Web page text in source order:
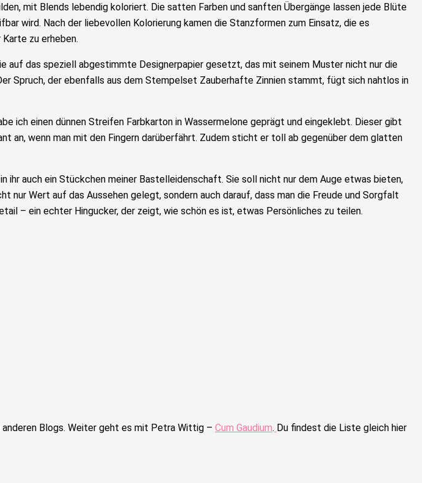
mit Blends lebendig koloriert. Die satten Farben und sanften Übergänge lassen jede Blüte
wird. Nach der liebevollen Kolorierung kamen die Stanzformen zum Einsatz, die es
zu erheben.
auf das speziell abgestimmte Designerpapier gesetzt, das mit seinem Muster nicht nur die
Spruch, der ebenfalls aus dem Stempelset Zauberhafte Zinnien stammt, fügt sich nahtlos in
ich einen dünnen Streifen Farbkarton in Wassermelone geprägt und eingeklebt. Dieser gibt
an, wenn man mit den Fingern darüberfährt. Zudem sticht er toll ab gegenüber dem glatten
auch ein Stückchen meiner Bastelleidenschaft. Sie soll nicht nur dem Auge etwas bieten,
nur Wert auf das Aussehen gelegt, sondern auch darauf, dass man die Freude und Sorgfalt
– ein echter Hingucker, der zeigt, wie schön es ist, etwas Persönliches zu teilen.
Blogs. Weiter geht es mit Petra Wittig – Cum Gaudium. Du findest die Liste gleich hier